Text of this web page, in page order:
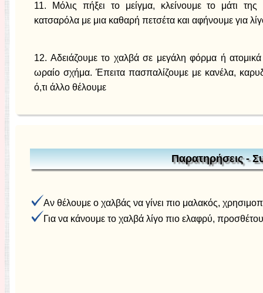
11. Μόλις πήξει το μείγμα, κλείνουμε το μάτι της
κατσαρόλα με μια καθαρή πετσέτα και αφήνουμε για
12. Αδειάζουμε το χαλβά σε μεγάλη φόρμα ή
ωραίο σχήμα. Έπειτα πασπαλίζουμε με κανέλα,
ό,τι άλλο θέλουμε
Παρατηρήσεις -
Αν θέλουμε ο χαλβάς να γίνει πιο μαλακός,
Για να κάνουμε το χαλβά λίγο πιο ελαφρύ,